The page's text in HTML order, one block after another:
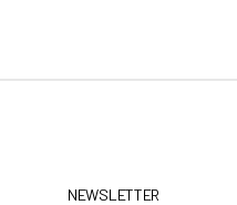
NEWSLETTER